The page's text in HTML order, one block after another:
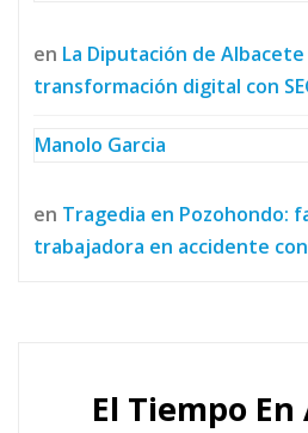
en La Diputación de Albacete
transformación digital con
Manolo Garcia
en Tragedia en Pozohondo:
trabajadora en accidente
El Tiempo